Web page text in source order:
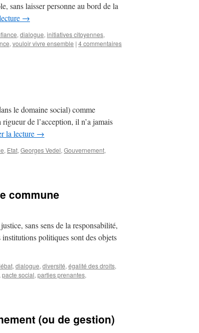
sans laisser personne au bord de la
→
, dialogue, initiatives citoyennes,
, vouloir vivre ensemble | 4 commentaires
le domaine social) comme
de l’acception, il n’a jamais
la lecture →
, Etat, Georges Vedel, Gouvernement,
commune
sans sens de la responsabilité,
politiques sont des objets
, dialogue, diversité, égalité des droits,
pacte social, parties prenantes,
(ou de gestion)